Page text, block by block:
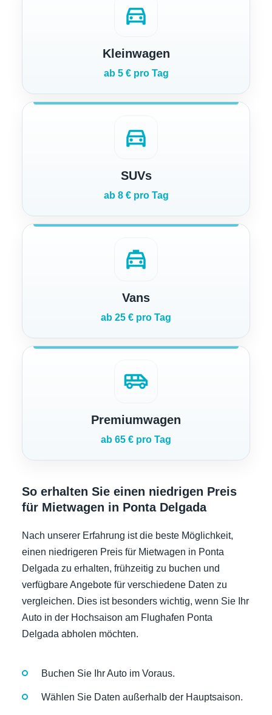
directions_car
Kleinwagen
ab 5 € pro Tag
directions_car
SUVs
ab 8 € pro Tag
local_taxi
Vans
ab 25 € pro Tag
airport_shuttle
Premiumwagen
ab 65 € pro Tag
So erhalten Sie einen niedrigen Preis
für Mietwagen in Ponta Delgada
Nach unserer Erfahrung ist die beste Möglichkeit,
einen niedrigeren Preis für Mietwagen in Ponta
Delgada zu erhalten, frühzeitig zu buchen und
verfügbare Angebote für verschiedene Daten zu
vergleichen. Dies ist besonders wichtig, wenn Sie Ihr
Auto in der Hochsaison am Flughafen Ponta
Delgada abholen möchten.
Buchen Sie Ihr Auto im Voraus.
Wählen Sie Daten außerhalb der Hauptsaison.